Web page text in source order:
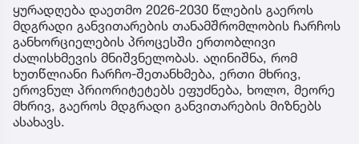
ყურადღება დაეთმო 2026-2030 წლების გაეროს
მდგრადი განვითარების თანამშრომლობის ჩარჩოს
განხორციელების პროცესში ერთობლივი
ძალისხმევის მნიშვნელობას. აღინიშნა, რომ
ხუთწლიანი ჩარჩო-შეთანხმება, ერთი მხრივ,
ეროვნულ პრიორიტეტებს ეფუძნება, ხოლო, მეორე
მხრივ, გაეროს მდგრადი განვითარების მიზნებს
ასახავს.